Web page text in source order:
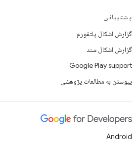
پشتیبانی
گزارش اشکال پلتفورم
گزارش اشکال سند
Google Play support
پیوستن به مطالعات پژوهشی
Android